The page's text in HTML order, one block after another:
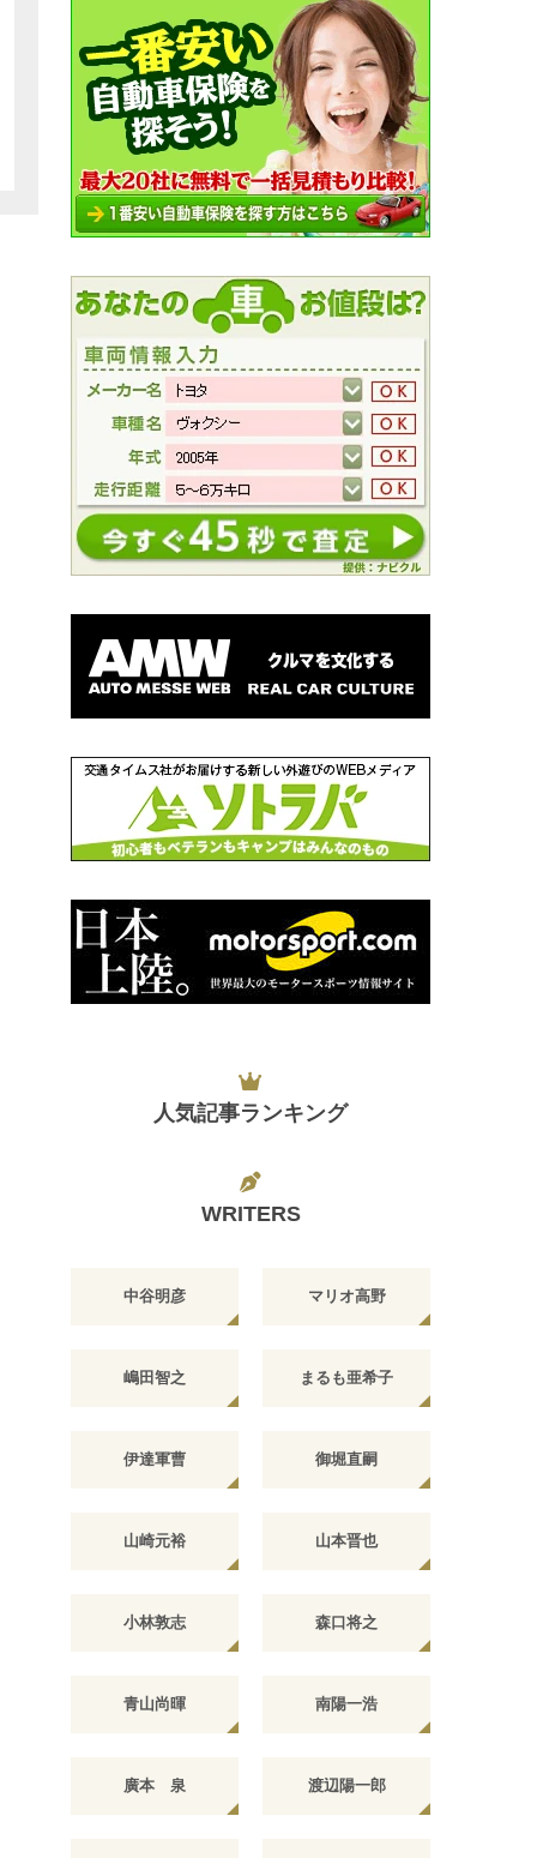
人気記事ランキング
WRITERS
中谷明彦 マリオ高野
嶋田智之 まるも亜希子
伊達軍曹 御堀直嗣
山崎元裕 山本晋也
小林敦志 森口将之
青山尚暉 南陽一浩
廣本 泉 渡辺陽一郎